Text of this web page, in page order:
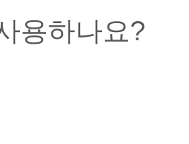
용하나요?